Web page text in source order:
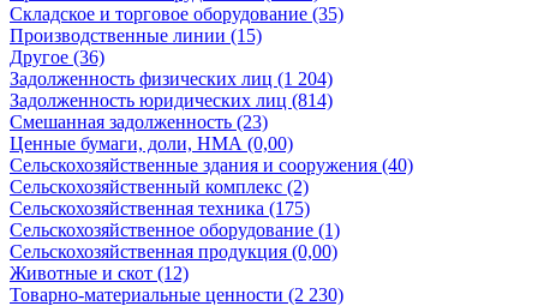
Складское и торговое оборудование (35)
Производственные линии (15)
Другое (36)
Задолженность физических лиц (1 204)
Задолженность юридических лиц (814)
Смешанная задолженность (23)
Ценные бумаги, доли, НМА (0,00)
Сельскохозяйственные здания и сооружения (40)
Сельскохозяйственный комплекс (2)
Сельскохозяйственная техника (175)
Сельскохозяйственное оборудование (1)
Сельскохозяйственная продукция (0,00)
Животные и скот (12)
Товарно-материальные ценности (2 230)